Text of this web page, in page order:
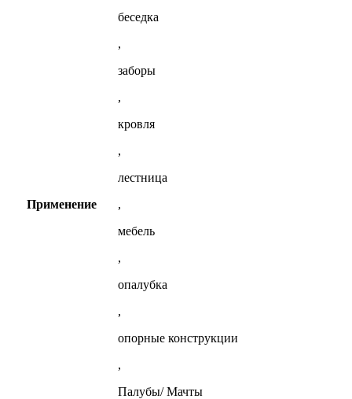
Применение
беседка
,
заборы
,
кровля
,
лестница
,
мебель
,
опалубка
,
опорные конструкции
,
Палубы/ Мачты